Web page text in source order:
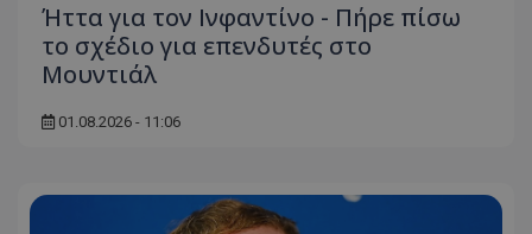
Ήττα για τον Ινφαντίνο - Πήρε πίσω
το σχέδιο για επενδυτές στο
Μουντιάλ
01.08.2026 - 11:06